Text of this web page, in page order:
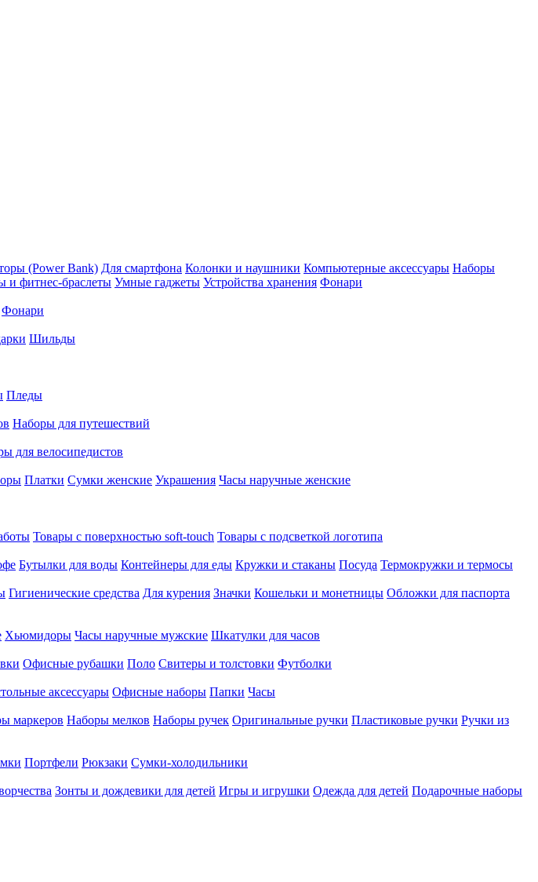
(Power Bank) Для смартфона Колонки и наушники Компьютерные аксессуары Наборы
и фитнес-браслеты Умные гаджеты Устройства хранения Фонари
Фонари
Шильды
Пледы
Наборы для путешествий
для велосипедистов
Платки Сумки женские Украшения Часы наручные женские
Товары с поверхностью soft-touch Товары с подсветкой логотипа
Бутылки для воды Контейнеры для еды Кружки и стаканы Посуда Термокружки и термосы
Гигиенические средства Для курения Значки Кошельки и монетницы Обложки для паспорта
Хьюмидоры Часы наручные мужские Шкатулки для часов
Офисные рубашки Поло Свитеры и толстовки Футболки
аксессуары Офисные наборы Папки Часы
маркеров Наборы мелков Наборы ручек Оригинальные ручки Пластиковые ручки Ручки из
Портфели Рюкзаки Сумки-холодильники
Зонты и дождевики для детей Игры и игрушки Одежда для детей Подарочные наборы